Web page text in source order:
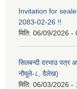
Invitation for
2083-02-26 !!
मिति: 06/09/2026 -
सिलबन्दी दरभाउ पत्र
नौमूले-८, दैलेख)
मिति: 06/03/2026 -